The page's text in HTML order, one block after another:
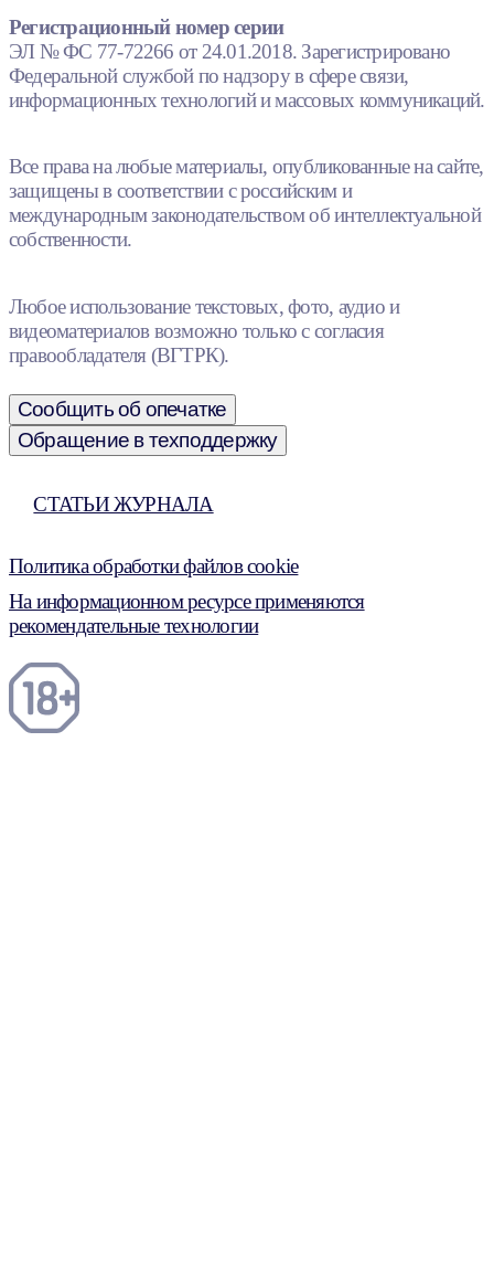
Регистрационный номер серии
ЭЛ № ФС 77-72266 от 24.01.2018. Зарегистрировано
Федеральной службой по надзору в сфере связи,
информационных технологий и массовых коммуникаций.
Все права на любые материалы, опубликованные на сайте,
защищены в соответствии с российским и
международным законодательством об интеллектуальной
собственности.
Любое использование текстовых, фото, аудио и
видеоматериалов возможно только с согласия
правообладателя (ВГТРК).
Сообщить об опечатке
Обращение в техподдержку
СТАТЬИ ЖУРНАЛА
Политика обработки файлов cookie
На информационном ресурсе применяются
рекомендательные технологии